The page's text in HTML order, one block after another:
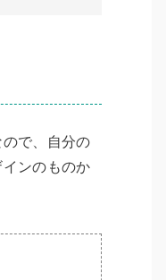
で、自分の
ンのものか